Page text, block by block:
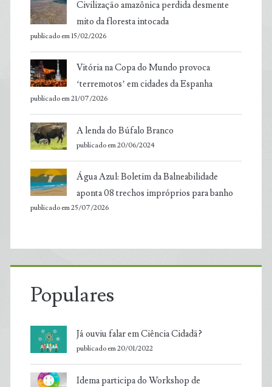
Civilização amazônica perdida desmente
mito da floresta intocada
publicado em 15/02/2026
Vitória na Copa do Mundo provoca
‘terremotos’ em cidades da Espanha
publicado em 21/07/2026
A lenda do Búfalo Branco
publicado em 20/06/2024
Água Azul: Boletim da Balneabilidade
aponta 08 trechos impróprios para banho
publicado em 25/07/2026
Populares
Já ouviu falar em Ciência Cidadã?
publicado em 20/01/2022
Idema participa do Workshop de